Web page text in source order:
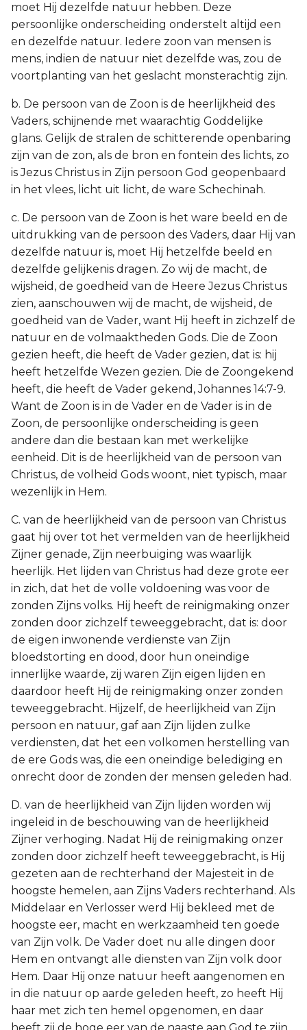
moet Hij dezelfde natuur hebben. Deze
persoonlijke onderscheiding onderstelt altijd een
en dezelfde natuur. Iedere zoon van mensen is
mens, indien de natuur niet dezelfde was, zou de
voortplanting van het geslacht monsterachtig zijn.
b. De persoon van de Zoon is de heerlijkheid des
Vaders, schijnende met waarachtig Goddelijke
glans. Gelijk de stralen de schitterende openbaring
zijn van de zon, als de bron en fontein des lichts, zo
is Jezus Christus in Zijn persoon God geopenbaard
in het vlees, licht uit licht, de ware Schechinah.
c. De persoon van de Zoon is het ware beeld en de
uitdrukking van de persoon des Vaders, daar Hij van
dezelfde natuur is, moet Hij hetzelfde beeld en
dezelfde gelijkenis dragen. Zo wij de macht, de
wijsheid, de goedheid van de Heere Jezus Christus
zien, aanschouwen wij de macht, de wijsheid, de
goedheid van de Vader, want Hij heeft in zichzelf de
natuur en de volmaaktheden Gods. Die de Zoon
gezien heeft, die heeft de Vader gezien, dat is: hij
heeft hetzelfde Wezen gezien. Die de Zoongekend
heeft, die heeft de Vader gekend, Johannes 14:7-9.
Want de Zoon is in de Vader en de Vader is in de
Zoon, de persoonlijke onderscheiding is geen
andere dan die bestaan kan met werkelijke
eenheid. Dit is de heerlijkheid van de persoon van
Christus, de volheid Gods woont, niet typisch, maar
wezenlijk in Hem.
C. van de heerlijkheid van de persoon van Christus
gaat hij over tot het vermelden van de heerlijkheid
Zijner genade, Zijn neerbuiging was waarlijk
heerlijk. Het lijden van Christus had deze grote eer
in zich, dat het de volle voldoening was voor de
zonden Zijns volks. Hij heeft de reinigmaking onzer
zonden door zichzelf teweeggebracht, dat is: door
de eigen inwonende verdienste van Zijn
bloedstorting en dood, door hun oneindige
innerlijke waarde, zij waren Zijn eigen lijden en
daardoor heeft Hij de reinigmaking onzer zonden
teweeggebracht. Hijzelf, de heerlijkheid van Zijn
persoon en natuur, gaf aan Zijn lijden zulke
verdiensten, dat het een volkomen herstelling van
de ere Gods was, die een oneindige belediging en
onrecht door de zonden der mensen geleden had.
D. van de heerlijkheid van Zijn lijden worden wij
ingeleid in de beschouwing van de heerlijkheid
Zijner verhoging. Nadat Hij de reinigmaking onzer
zonden door zichzelf heeft teweeggebracht, is Hij
gezeten aan de rechterhand der Majesteit in de
hoogste hemelen, aan Zijns Vaders rechterhand. Als
Middelaar en Verlosser werd Hij bekleed met de
hoogste eer, macht en werkzaamheid ten goede
van Zijn volk. De Vader doet nu alle dingen door
Hem en ontvangt alle diensten van Zijn volk door
Hem. Daar Hij onze natuur heeft aangenomen en
in die natuur op aarde geleden heeft, zo heeft Hij
haar met zich ten hemel opgenomen, en daar